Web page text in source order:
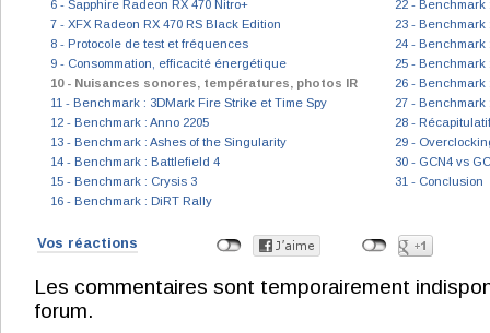
6 - Sapphire Radeon RX 470 Nitro+
7 - XFX Radeon RX 470 RS Black Edition
8 - Protocole de test et fréquences
9 - Consommation, efficacité énergétique
10 - Nuisances sonores, températures, photos IR
11 - Benchmark : 3DMark Fire Strike et Time Spy
12 - Benchmark : Anno 2205
13 - Benchmark : Ashes of the Singularity
14 - Benchmark : Battlefield 4
15 - Benchmark : Crysis 3
16 - Benchmark : DiRT Rally
22 - Benchmark
23 - Benchmark
24 - Benchmark
25 - Benchmark
26 - Benchmark
27 -
28 -
29 -
30 - GCN4 vs
31 - Conclusion
Vos réactions
Les commentaires sont temporairement
forum.